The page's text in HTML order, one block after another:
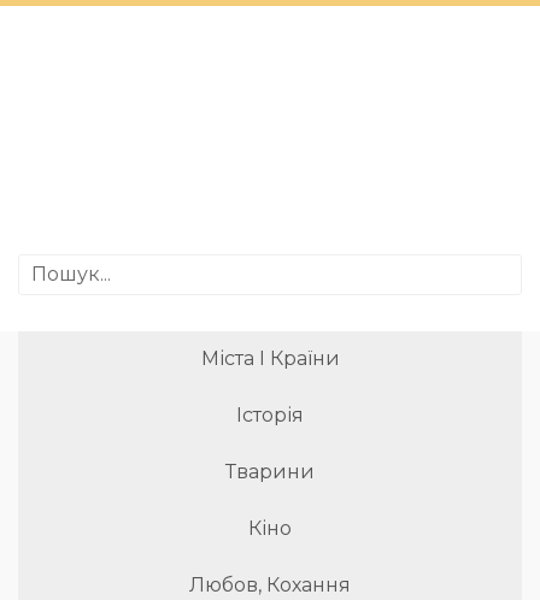
Міста І Країни
Історія
Тварини
Кіно
Любов, Кохання